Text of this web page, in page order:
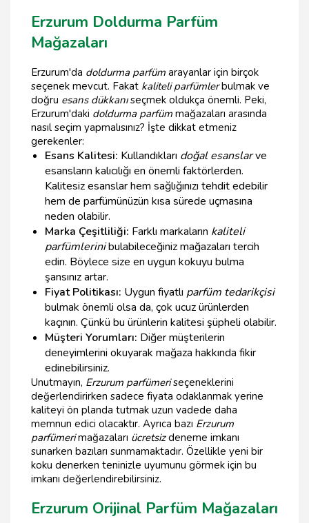
Erzurum Doldurma Parfüm
Mağazaları
Erzurum'da doldurma parfüm arayanlar için birçok
seçenek mevcut. Fakat kaliteli parfümlerbulmak ve
doğru esans dükkanıseçmek oldukça önemli. Peki,
Erzurum'daki doldurma parfüm mağazaları arasında
nasıl seçim yapmalısınız? İşte dikkat etmeniz
gerekenler:
Esans Kalitesi: Kullandıkları doğal esanslarve
esansların kalıcılığı en önemli faktörlerden.
Kalitesiz esanslar hem sağlığınızı tehdit edebilir
hem de parfümünüzün kısa sürede uçmasına
neden olabilir.
Marka Çeşitliliği: Farklı markaların kaliteli
parfümlerinibulabileceğiniz mağazaları tercih
edin. Böylece size en uygun kokuyu bulma
şansınız artar.
Fiyat Politikası: Uygun fiyatlı parfüm tedarikçisi
bulmak önemli olsa da, çok ucuz ürünlerden
kaçının. Çünkü bu ürünlerin kalitesi şüpheli olabilir.
Müşteri Yorumları: Diğer müşterilerin
deneyimlerini okuyarak mağaza hakkında fikir
edinebilirsiniz.
Unutmayın, Erzurum parfümeriseçeneklerini
değerlendirirken sadece fiyata odaklanmak yerine
kaliteyi ön planda tutmak uzun vadede daha
memnun edici olacaktır. Ayrıca bazı Erzurum
parfümerimağazaları ücretsizdeneme imkanı
sunarken bazıları sunmamaktadır. Özellikle yeni bir
koku denerken teninizle uyumunu görmek için bu
imkanı değerlendirebilirsiniz.
Erzurum Orijinal Parfüm Mağazaları